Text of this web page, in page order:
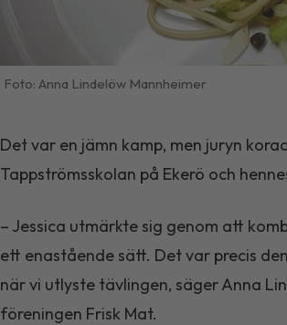
Anna Lindelöw Mannheimer
Det var en jämn kamp, men juryn
Tappströmsskolan på Ekerö och
– Jessica utmärkte sig genom att
ett enastående sätt. Det var precis
när vi utlyste tävlingen, säger Anna
föreningen Frisk Mat.